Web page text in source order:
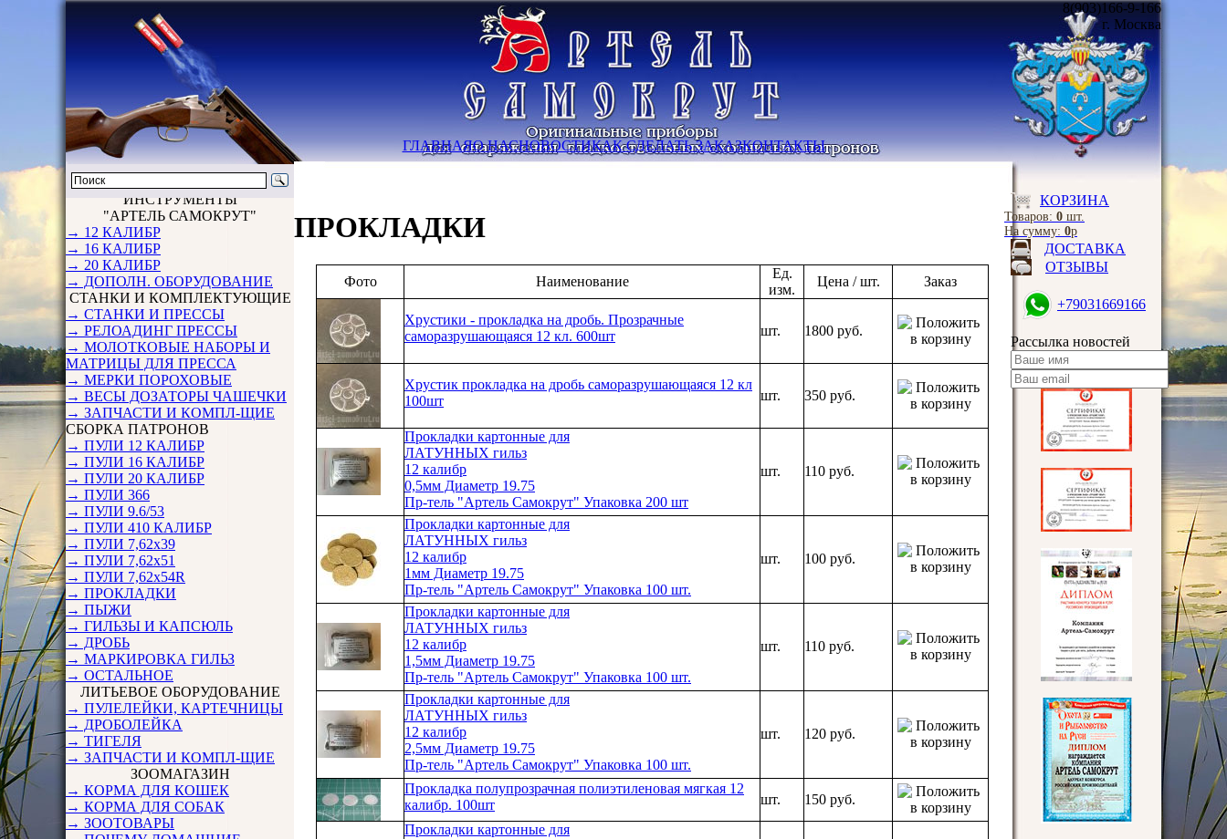
8(903)166-9-166
г. Москва
ГЛАВНАЯО НАСНОВОСТИКАК СДЕЛАТЬ ЗАКАЗКОНТАКТЫ
ИНСТРУМЕНТЫ
"АРТЕЛЬ САМОКРУТ"
→ 12 КАЛИБР
→ 16 КАЛИБР
→ 20 КАЛИБР
→ ДОПОЛН. ОБОРУДОВАНИЕ
СТАНКИ И КОМПЛЕКТУЮЩИЕ
→ СТАНКИ И ПРЕССЫ
→ РЕЛОАДИНГ ПРЕССЫ
→ МОЛОТКОВЫЕ НАБОРЫ И
МАТРИЦЫ ДЛЯ ПРЕССА
→ МЕРКИ ПОРОХОВЫЕ
→ ВЕСЫ ДОЗАТОРЫ ЧАШЕЧКИ
→ ЗАПЧАСТИ И КОМПЛ-ЩИЕ
СБОРКА ПАТРОНОВ
→ ПУЛИ 12 КАЛИБР
→ ПУЛИ 16 КАЛИБР
→ ПУЛИ 20 КАЛИБР
→ ПУЛИ 366
→ ПУЛИ 9.6/53
→ ПУЛИ 410 КАЛИБР
→ ПУЛИ 7,62х39
→ ПУЛИ 7,62х51
→ ПУЛИ 7,62х54R
→ ПРОКЛАДКИ
→ ПЫЖИ
→ ГИЛЬЗЫ И КАПСЮЛЬ
→ ДРОБЬ
→ МАРКИРОВКА ГИЛЬЗ
→ ОСТАЛЬНОЕ
ЛИТЬЕВОЕ ОБОРУДОВАНИЕ
→ ПУЛЕЛЕЙКИ, КАРТЕЧНИЦЫ
→ ДРОБОЛЕЙКА
→ ТИГЕЛЯ
→ ЗАПЧАСТИ И КОМПЛ-ЩИЕ
ЗООМАГАЗИН
→ КОРМА ДЛЯ КОШЕК
→ КОРМА ДЛЯ СОБАК
→ ЗООТОВАРЫ
ПРОКЛАДКИ
Фото Наименование
Ед.
изм.
Цена / шт. Заказ
Хрустики - прокладка на дробь. Прозрачные
саморазрушающаяся 12 кл. 600шт
шт. 1800 руб.
Хрустик прокладка на дробь саморазрушающаяся 12 кл
100шт
шт. 350 руб.
Прокладки картонные для
ЛАТУННЫХ гильз
12 калибр
0,5мм Диаметр 19.75
Пр-тель "Артель Самокрут" Упаковка 200 шт
шт. 110 руб.
Прокладки картонные для
ЛАТУННЫХ гильз
12 калибр
1мм Диаметр 19.75
Пр-тель "Артель Самокрут" Упаковка 100 шт.
шт. 100 руб.
Прокладки картонные для
ЛАТУННЫХ гильз
12 калибр
1,5мм Диаметр 19.75
Пр-тель "Артель Самокрут" Упаковка 100 шт.
шт. 110 руб.
Прокладки картонные для
ЛАТУННЫХ гильз
12 калибр
2,5мм Диаметр 19.75
Пр-тель "Артель Самокрут" Упаковка 100 шт.
шт. 120 руб.
Прокладка полупрозрачная полиэтиленовая мягкая 12
калибр. 100шт
шт. 150 руб.
Прокладки картонные для
КОРЗИНА
Товаров: 0 шт.
На сумму: 0р
ДОСТАВКА
ОТЗЫВЫ
+79031669166
Рассылка новостей